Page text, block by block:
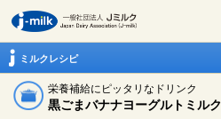
ミルクレシピ
栄養補給にピッタリなドリンク
黒ごまバナナヨーグルトミルク